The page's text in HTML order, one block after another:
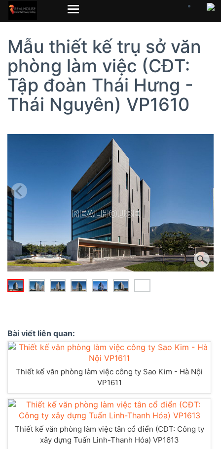
Mẫu thiết kế trụ sở văn
phòng làm việc (CĐT:
Tập đoàn Thái Hưng -
Thái Nguyên) VP1610
Bài viết liên quan:
Thiết kế văn phòng làm việc công ty Sao Kim - Hà Nội
VP1611
Thiết kế văn phòng làm việc tân cổ điển (CĐT: Công ty
xây dựng Tuấn Linh-Thanh Hóa) VP1613